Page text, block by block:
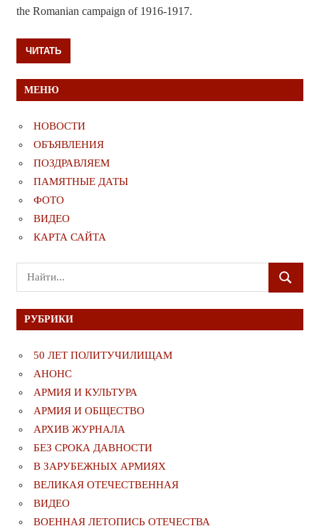
the Romanian campaign of 1916-1917.
ЧИТАТЬ
МЕНЮ
НОВОСТИ
ОБЪЯВЛЕНИЯ
ПОЗДРАВЛЯЕМ
ПАМЯТНЫЕ ДАТЫ
ФОТО
ВИДЕО
КАРТА САЙТА
Поиск
для:
ПОИСК
РУБРИКИ
50 ЛЕТ ПОЛИТУЧИЛИЩАМ
АНОНС
АРМИЯ И КУЛЬТУРА
АРМИЯ И ОБЩЕСТВО
АРХИВ ЖУРНАЛА
БЕЗ СРОКА ДАВНОСТИ
В ЗАРУБЕЖНЫХ АРМИЯХ
ВЕЛИКАЯ ОТЕЧЕСТВЕННАЯ
ВИДЕО
ВОЕННАЯ ЛЕТОПИСЬ ОТЕЧЕСТВА